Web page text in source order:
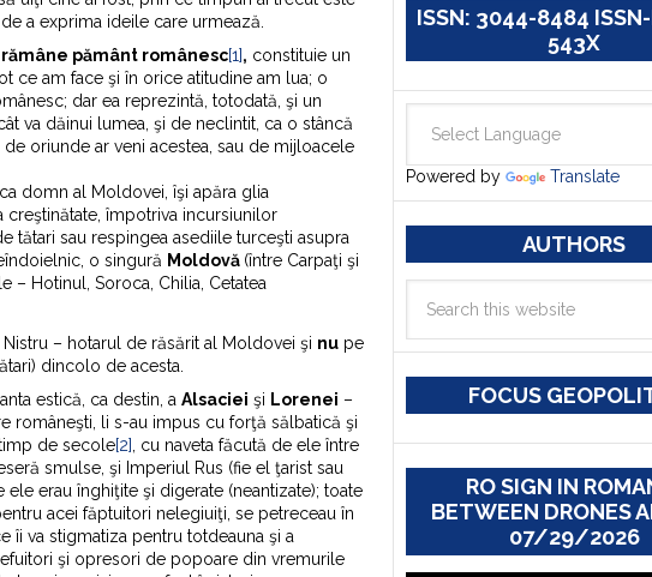
a exprima ideile care urmează.
pământ românesc[1], constituie un
ce am face şi în orice atitudine am lua; o
dar ea reprezintă, totodată, şi un
va dăinui lumea, şi de neclintit, ca o stâncă
oriunde ar veni acestea, sau de mijloacele
domn al Moldovei, îşi apăra glia
împotriva incursiunilor
tătari sau respingea asediile turceşti asupra
o singură Moldovă (între Carpaţi şi
– Hotinul, Soroca, Chilia, Cetatea
– hotarul de răsărit al Moldovei şi nu pe
dincolo de acesta.
estică, ca destin, a Alsaciei şi Lorenei –
româneşti, li s-au impus cu forţă sălbatică şi
de secole[2]
, cu naveta făcută de ele între
smulse, şi Imperiul Rus (fie el ţarist sau
erau înghiţite şi digerate (neantizate); toate
acei făptuitori nelegiuiţi, se petreceau în
îi va stigmatiza pentru totdeauna şi a
şi opresori de popoare din vremurile
ISSN: 3044-8484
543X
Powered by Translate
AUTHORS
FOCUS
RO SIGN IN
BETWEEN DRONES
07/29/2026